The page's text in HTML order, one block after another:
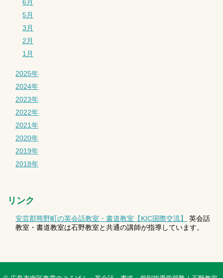
6月
5月
3月
2月
1月
2025年
2024年
2023年
2022年
2021年
2020年
2019年
2018年
リンク
安芸郡熊野町の英会話教室・書道教室【KIC国際交流】
英会話
教室・書道教室は石野教室と共通の講師が指導しています。